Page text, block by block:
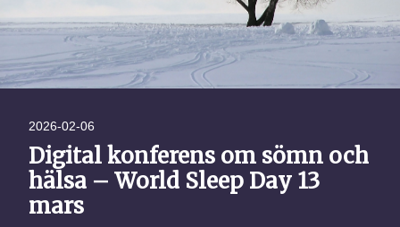
2026-02-06
Digital konferens om sömn och
hälsa – World Sleep Day 13
mars